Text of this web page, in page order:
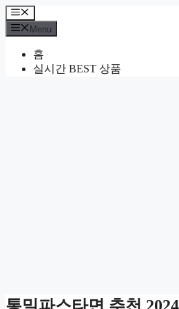
Skip
to
content
Menu
Menu
홈
실시간 BEST 상품
통밀파스타면 추천